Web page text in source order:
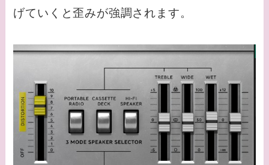
げていくと歪みが強調されます。